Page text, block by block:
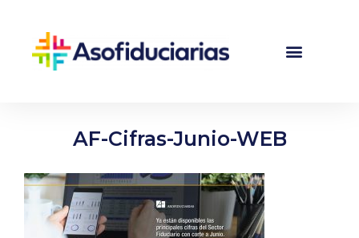
AF-Cifras-Junio-WEB